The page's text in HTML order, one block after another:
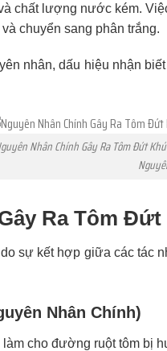
chất lượng nước kém.
chuyển sang phân trắng.
nhân, dấu hiệu nhận
Nhân Chính Gây Ra Tôm Đứt
Ra Tôm
sự kết hợp giữa các tác
Nhân Chính)
cho đường ruột tôm bị